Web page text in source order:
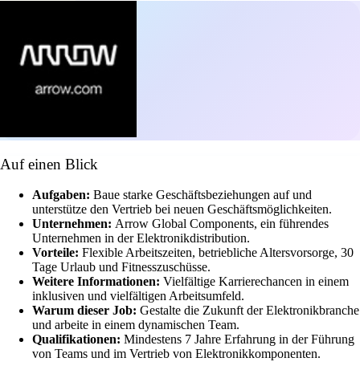
Auf einen Blick
Aufgaben: Baue starke Geschäftsbeziehungen auf und
unterstütze den Vertrieb bei neuen Geschäftsmöglichkeiten.
Unternehmen: Arrow Global Components, ein führendes
Unternehmen in der Elektronikdistribution.
Vorteile: Flexible Arbeitszeiten, betriebliche Altersvorsorge, 30
Tage Urlaub und Fitnesszuschüsse.
Weitere Informationen: Vielfältige Karrierechancen in einem
inklusiven und vielfältigen Arbeitsumfeld.
Warum dieser Job: Gestalte die Zukunft der Elektronikbranche
und arbeite in einem dynamischen Team.
Qualifikationen: Mindestens 7 Jahre Erfahrung in der Führung
von Teams und im Vertrieb von Elektronikkomponenten.